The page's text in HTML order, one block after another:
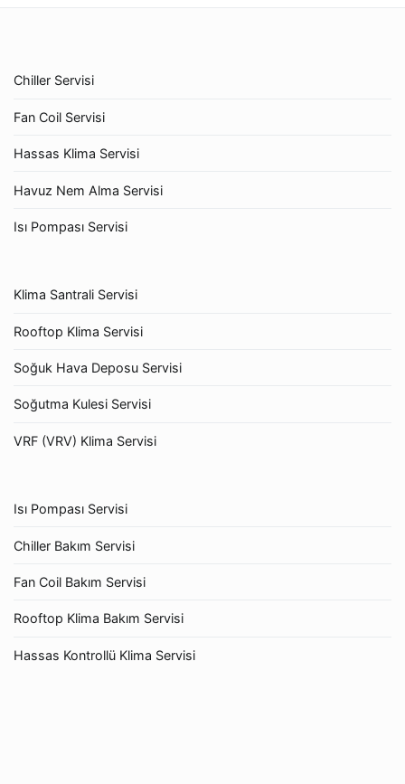
Chiller Servisi
Fan Coil Servisi
Hassas Klima Servisi
Havuz Nem Alma Servisi
Isı Pompası Servisi
Klima Santrali Servisi
Rooftop Klima Servisi
Soğuk Hava Deposu Servisi
Soğutma Kulesi Servisi
VRF (VRV) Klima Servisi
Isı Pompası Servisi
Chiller Bakım Servisi
Fan Coil Bakım Servisi
Rooftop Klima Bakım Servisi
Hassas Kontrollü Klima Servisi